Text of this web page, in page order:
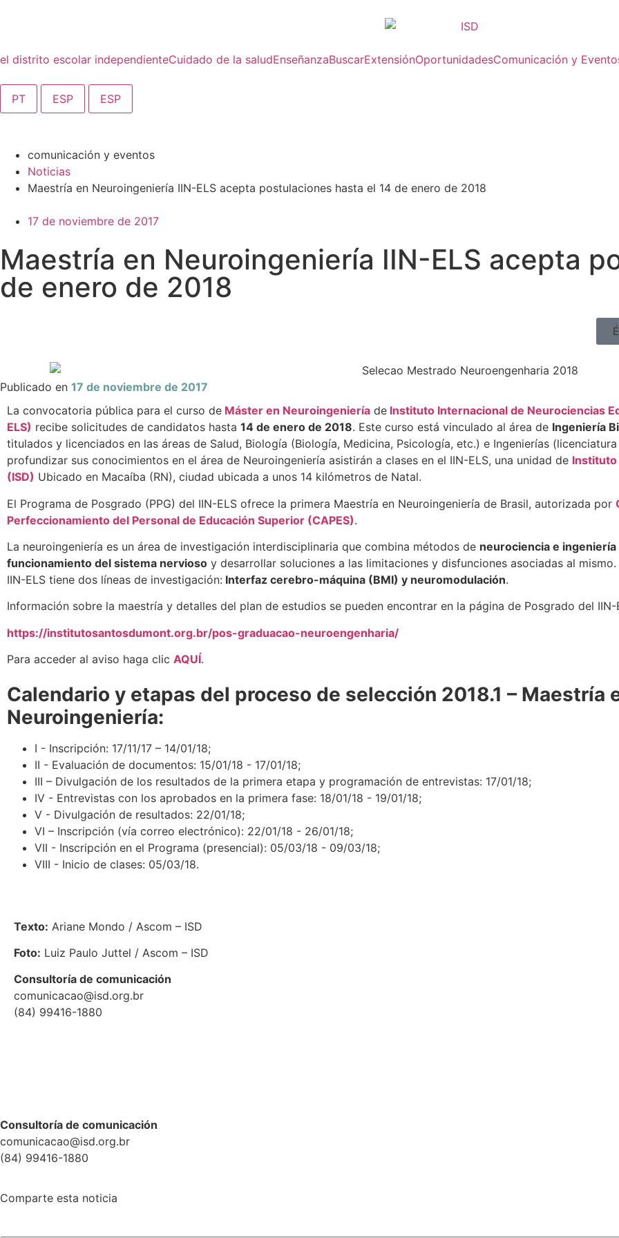
el distrito escolar independienteCuidado de la saludEnseñanzaBuscarExtensiónOportunidadesComunicación y
PT ESP ESP
comunicación y eventos
Noticias
Maestría en Neuroingeniería IIN-ELS acepta postulaciones hasta el 14 de enero de 2018
17 de noviembre de 2017
Maestría en Neuroingeniería IIN-ELS acepta
de enero de 2018
Publicado en 17 de noviembre de 2017
La convocatoria pública para el curso de Máster en Neuroingeniería de Instituto Internacional de Neurociencias
ELS) recibe solicitudes de candidatos hasta 14 de enero de 2018. Este curso está vinculado al área de Ingeniería
titulados y licenciados en las áreas de Salud, Biología (Biología, Medicina, Psicología, etc.) e Ingenierías
profundizar sus conocimientos en el área de Neuroingeniería asistirán a clases en el IIN-ELS, una unidad de Instituto
(ISD) Ubicado en Macaíba (RN), ciudad ubicada a unos 14 kilómetros de Natal.
El Programa de Posgrado (PPG) del IIN-ELS ofrece la primera Maestría en Neuroingeniería de Brasil, autorizada por
Perfeccionamiento del Personal de Educación Superior (CAPES).
La neuroingeniería es un área de investigación interdisciplinaria que combina métodos de neurociencia e
funcionamiento del sistema nervioso y desarrollar soluciones a las limitaciones y disfunciones asociadas al mismo.
IIN-ELS tiene dos líneas de investigación: Interfaz cerebro-máquina (BMI) y neuromodulación.
Información sobre la maestría y detalles del plan de estudios se pueden encontrar en la página de Posgrado del IIN-
https://institutosantosdumont.org.br/pos-graduacao-neuroengenharia/
Para acceder al aviso haga clic AQUÍ.
Calendario y etapas del proceso de selección 2018.1 – Maestría
Neuroingeniería:
I - Inscripción: 17/11/17 – 14/01/18;
II - Evaluación de documentos: 15/01/18 - 17/01/18;
III – Divulgación de los resultados de la primera etapa y programación de entrevistas: 17/01/18;
IV - Entrevistas con los aprobados en la primera fase: 18/01/18 - 19/01/18;
V - Divulgación de resultados: 22/01/18;
VI – Inscripción (vía correo electrónico): 22/01/18 - 26/01/18;
VII - Inscripción en el Programa (presencial): 05/03/18 - 09/03/18;
VIII - Inicio de clases: 05/03/18.
Texto: Ariane Mondo / Ascom – ISD
Foto: Luiz Paulo Juttel / Ascom – ISD
Consultoría de comunicación
comunicacao@isd.org.br
(84) 99416-1880
Consultoría de comunicación
comunicacao@isd.org.br
(84) 99416-1880
Comparte esta noticia